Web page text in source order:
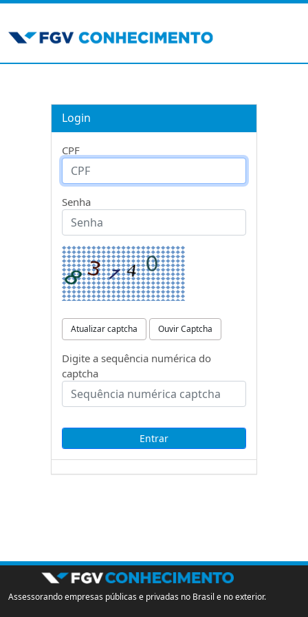
Login
CPF
Senha
Atualizar captcha Ouvir Captcha
Digite a sequência numérica do
captcha
Assessorando empresas públicas e privadas no Brasil e no exterior.